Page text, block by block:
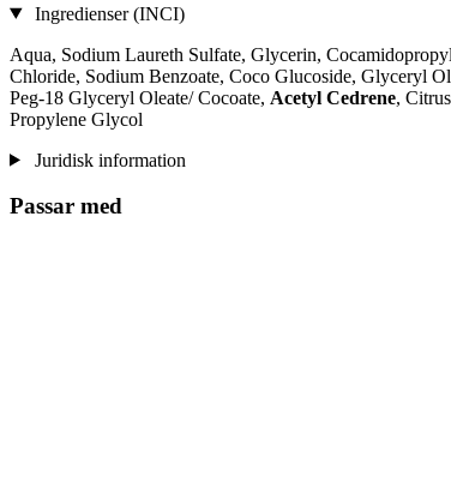
Ingredienser (INCI)
Aqua, Sodium Laureth Sulfate, Glycerin,
Chloride, Sodium Benzoate, Coco Glucoside, Glyceryl
Peg-18 Glyceryl Oleate/ Cocoate, Acetyl Cedrene,
Propylene Glycol
Juridisk information
Passar med